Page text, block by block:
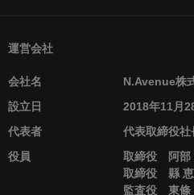
運営会社
会社名
N.Avenue株
設立日
2018年11月
代表者
代表取締役
役員
取締役 阿部
取締役 縣
監査役 東條